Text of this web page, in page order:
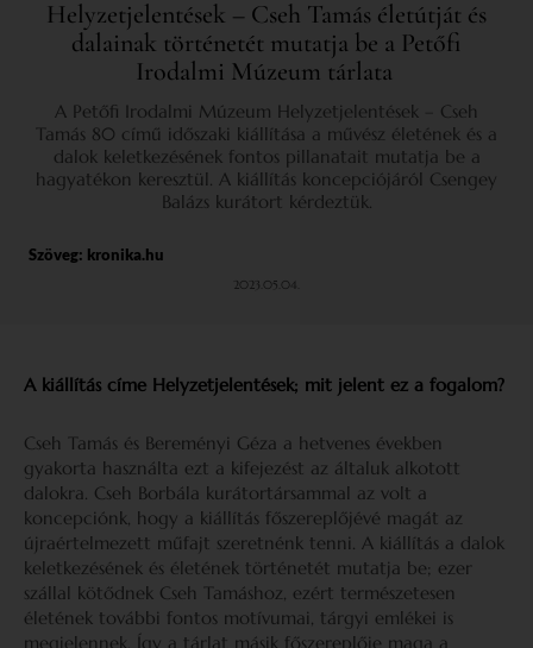
Helyzetjelentések – Cseh Tamás életútját és
dalainak történetét mutatja be a Petőfi
Irodalmi Múzeum tárlata
A Petőfi Irodalmi Múzeum Helyzetjelentések – Cseh
Tamás 80 című időszaki kiállítása a művész életének és a
dalok keletkezésének fontos pillanatait mutatja be a
hagyatékon keresztül. A kiállítás koncepciójáról Csengey
Balázs kurátort kérdeztük.
Szöveg: kronika.hu
2023.05.04.
A kiállítás címe Helyzetjelentések; mit jelent ez a fogalom?
Cseh Tamás és Bereményi Géza a hetvenes években
gyakorta használta ezt a kifejezést az általuk alkotott
dalokra. Cseh Borbála kurátortársammal az volt a
koncepciónk, hogy a kiállítás főszereplőjévé magát az
újraértelmezett műfajt szeretnénk tenni. A kiállítás a dalok
keletkezésének és életének történetét mutatja be; ezer
szállal kötődnek Cseh Tamáshoz, ezért természetesen
életének további fontos motívumai, tárgyi emlékei is
megjelennek. Így a tárlat másik főszereplője maga a